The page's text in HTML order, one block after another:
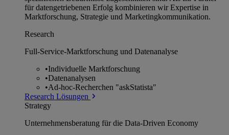
für datengetriebenen Erfolg kombinieren wir Expertise in
Marktforschung, Strategie und Marketingkommunikation.
Research
Full-Service-Marktforschung und Datenanalyse
•Individuelle Marktforschung
•Datenanalysen
•Ad-hoc-Recherchen "askStatista"
Research Lösungen
Strategy
Unternehmens­beratung für die Data-Driven Economy